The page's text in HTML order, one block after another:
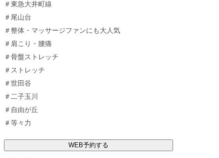
＃東急大井町線
＃尾山台
＃整体・マッサージファンにも大人気
＃肩こり・腰痛
＃骨盤ストレッチ
＃ストレッチ
＃世田谷
＃二子玉川
＃自由が丘
＃等々力
WEB予約する